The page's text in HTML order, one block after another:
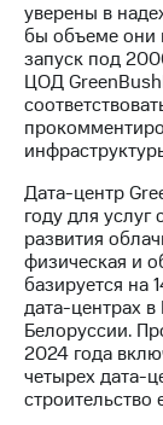
акций
Рынок
о
Другое
развитие
уверены в
бы объеме они
запуск под
ЦОД
Дата-центр
году для
развития
физическая и
базируется на
дата-центрах
Белоруссии.
2024 года
четырех дата-